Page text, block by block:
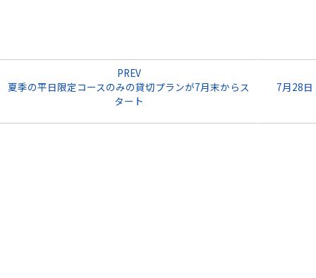
PREV
夏季の平日限定コースのみの貸切プランが7月末からス
タート
7月28